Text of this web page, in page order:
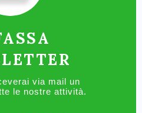
via mail un
le nostre attività.